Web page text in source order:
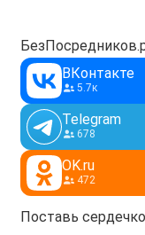
ВКонтакте
5.7к
Telegram
678
OK.ru
472
Поставь